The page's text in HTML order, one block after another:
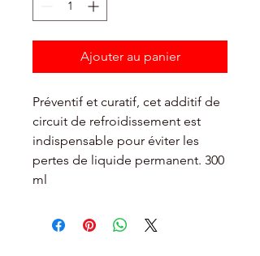
Ajouter au panier
Préventif et curatif, cet additif de
circuit de refroidissement est
indispensable pour éviter les
pertes de liquide permanent. 300
ml